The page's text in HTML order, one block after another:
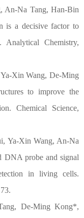
An-Na Tang, Han-Bin
is a decisive factor to
Chemistry,
Xin Wang, De-Ming
to improve the
Chemical Science,
Ya-Xin Wang, An-Na
DNA probe and signal
in living cells.
De-Ming Kong*,